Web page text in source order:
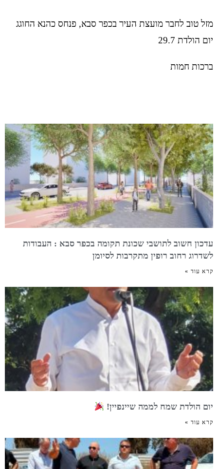
מזל טוב לחבר מועצת העיר בכפר סבא, פנחס כהנא החוגג
יום הולדת 29.7
ברכות חמות
עדכון חשוב לתושבי שכונת תקומה בכפר סבא : העבודות
לשדרוג רחוב רופין מתקרבות לסיומן
קרא עוד »
יום הולדת שמח לממה שיינפיין!
קרא עוד »